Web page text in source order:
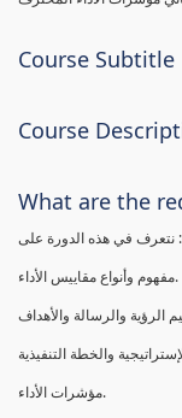
Course Subtitle
Course
What are the
على :-
مفهوم وأنواع مقاييس الأداء.
مؤشرات الأداء.